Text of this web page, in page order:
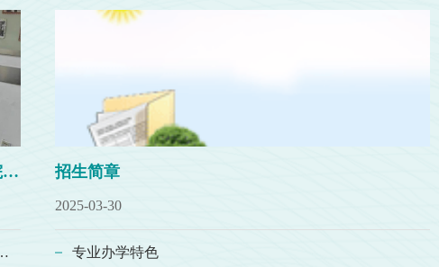
走访实习岗位，暖心护航成长——经济与管理学院领导实地慰问实习学子
专业赴宏诚会计服务有限公司走访交流
招生简章
2025-03-30
专业办学特色